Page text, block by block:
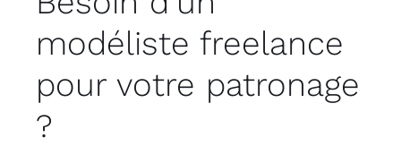
modéliste freelance
pour votre patronage
?